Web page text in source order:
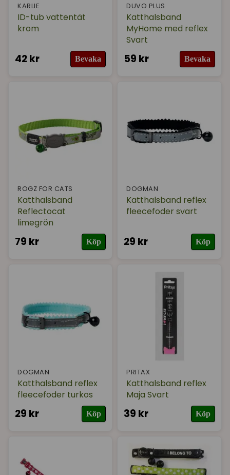
KARLIE
ID-tub vattentät
krom
42 kr Bevaka
DUVO PLUS
Katthalsband
MyHome med reflex
Svart
59 kr Bevaka
ROGZ FOR CATS
Katthalsband
Reflectocat
limegrön
79 kr Köp
DOGMAN
Katthalsband reflex
fleecefoder svart
29 kr Köp
DOGMAN
Katthalsband reflex
fleecefoder turkos
29 kr Köp
PRITAX
Katthalsband reflex
Maja Svart
39 kr Köp